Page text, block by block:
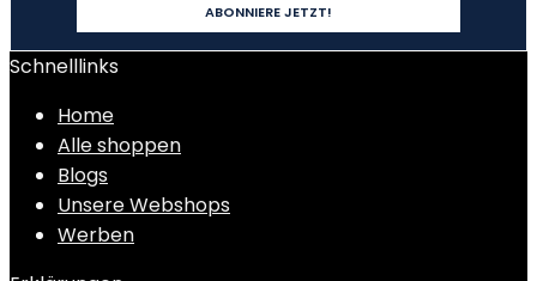
Schnelllinks
Home
Alle shoppen
Blogs
Unsere Webshops
Werben